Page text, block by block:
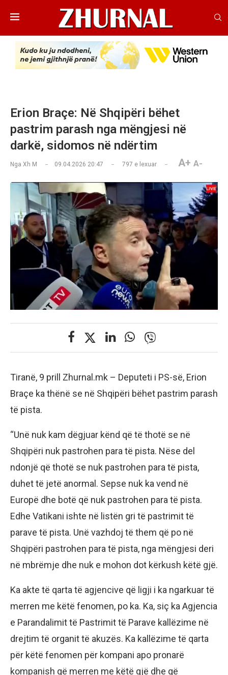
Erion Braçe: Në Shqipëri bëhet
pastrim parash nga mëngjesi në
darkë, sidomos në ndërtim
Nga Xh M 09.04.2026 20:47 797 e lexuar A+ A-
Tiranë, 9 prill Zhurnal.mk – Deputeti i PS-së, Erion
Braçe ka thënë se në Shqipëri bëhet pastrim parash
të pista.
“Unë nuk kam dëgjuar kënd që të thotë se në
Shqipëri nuk pastrohen para të pista. Nëse del
ndonjë që thotë se nuk pastrohen para të pista,
duhet të jetë anormal. Sepse nuk ka vend në
Europë dhe botë që nuk pastrohen para të pista.
Edhe Vatikani ishte në listën gri të pastrimit të
parave të pista. Unë vazhdoj të them që po në
Shqipëri pastrohen para të pista, nga mëngjesi deri
në mbrëmje dhe nuk e mohon dot kërkush këtë gjë.
Ka akte të qarta të agjencive që ligji i ka ngarkuar të
merren me këtë fenomen, po ka. Ka, siç ka Agjencia
e Parandalimit të Pastrimit të Parave kallëzime në
drejtim të organit të akuzës. Ka kallëzime të qarta
për këtë fenomen për kompani apo pronarë
kompanish që merren me këtë gjë dhe që